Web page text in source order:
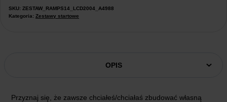
SKU: ZESTAW_RAMPS14_LCD2004_A4988
Kategoria: Zestawy startowe
OPIS
Przyznaj się, że zawsze chciałeś/chciałaś zbudować własną